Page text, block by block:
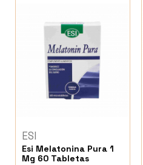
ESI
Esi Melatonina Pura 1
Mg 60 Tabletas